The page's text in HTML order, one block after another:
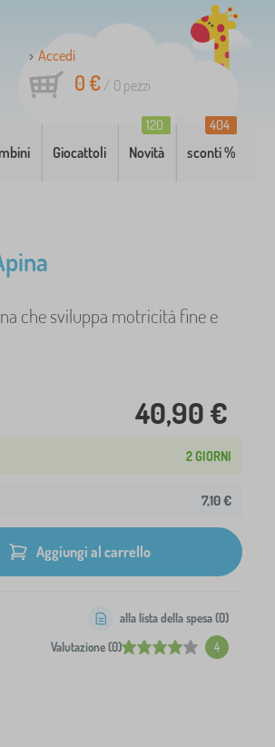
Accedi
0 €/ 0 pezzi
Giocattoli Novità
120
sconti %
404
che sviluppa motricità fine e
40,90 €
2 GIORNI
7,10 €
Aggiungi al carrello
Valutazione (0) 4
alla lista della spesa (0)